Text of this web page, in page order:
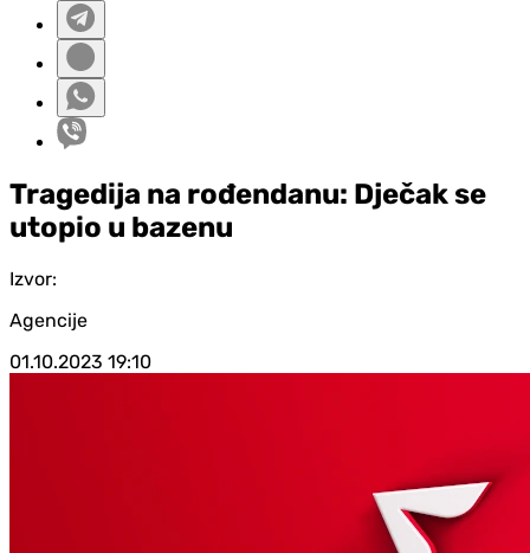
Tragedija na rođendanu: Dječak se
utopio u bazenu
Izvor:
Agencije
01.10.2023 19:10